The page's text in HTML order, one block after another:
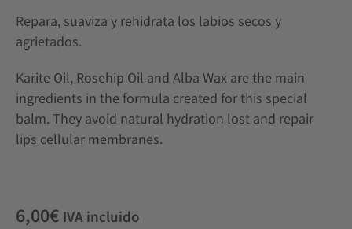
Repara, suaviza y rehidrata los labios secos y
agrietados.
Karite Oil, Rosehip Oil and Alba Wax are the main
ingredients in the formula created for this special
balm. They avoid natural hydration lost and repair
lips cellular membranes.
6,00€ IVA incluido